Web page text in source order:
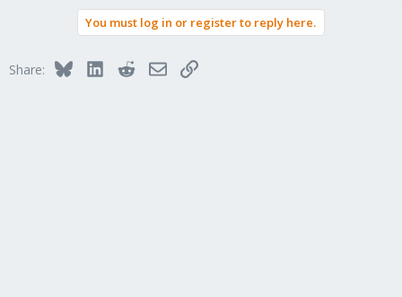
You must log in or register to reply here.
Share: BlueskyLinkedInRedditEmailLink